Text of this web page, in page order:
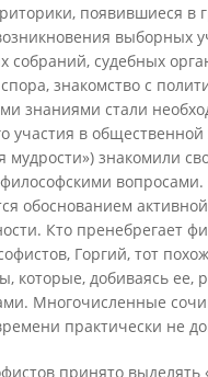
появившиеся в
выборных
собраний, судебных
знакомство с
знаниями стали
участия в
мудрости») знакомили
вопросами.
обоснованием
Кто пренебрегает
Горгий, тот
которые, добиваясь ее,
Многочисленные
практически не
принято выделять